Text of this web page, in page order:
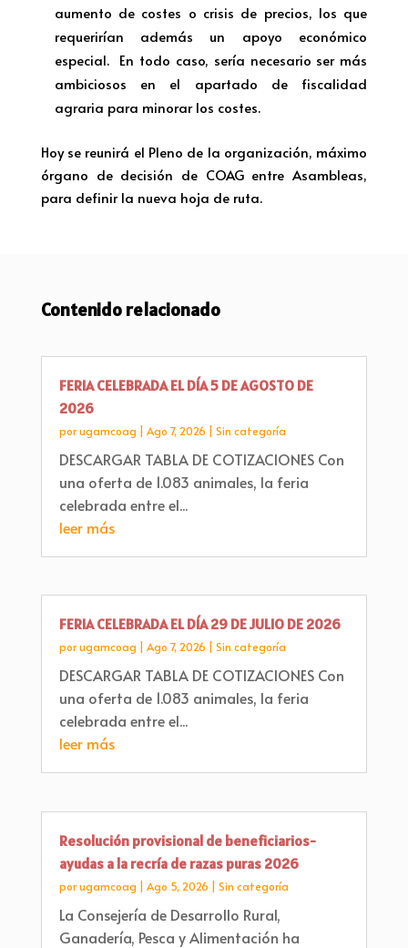
aumento de costes o crisis de precios, los que
requerirían además un apoyo económico
especial. En todo caso, sería necesario ser más
ambiciosos en el apartado de fiscalidad
agraria para minorar los costes.
Hoy se reunirá el Pleno de la organización, máximo
órgano de decisión de COAG entre Asambleas,
para definir la nueva hoja de ruta.
Contenido relacionado
FERIA CELEBRADA EL DÍA 5 DE AGOSTO DE
2026
porugamcoag Ago 7, 2026 Sin categoría
DESCARGAR TABLA DE COTIZACIONES Con
una oferta de 1.083 animales, la feria
celebrada entre el...
leer más
FERIA CELEBRADA EL DÍA 29 DE JULIO DE 2026
porugamcoag Ago 7, 2026 Sin categoría
DESCARGAR TABLA DE COTIZACIONES Con
una oferta de 1.083 animales, la feria
celebrada entre el...
leer más
Resolución provisional de beneficiarios-
ayudas a la recría de razas puras 2026
porugamcoag Ago 5, 2026 Sin categoría
La Consejería de Desarrollo Rural,
Ganadería, Pesca y Alimentación ha